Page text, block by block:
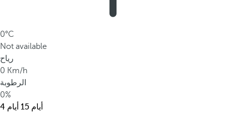
0°C
Not available
رياح
0 Km/h
الرطوبة
0%
4 أيام
15 أيام